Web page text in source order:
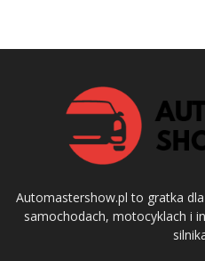
Automastershow.pl to gratka
samochodach, motocyklach i